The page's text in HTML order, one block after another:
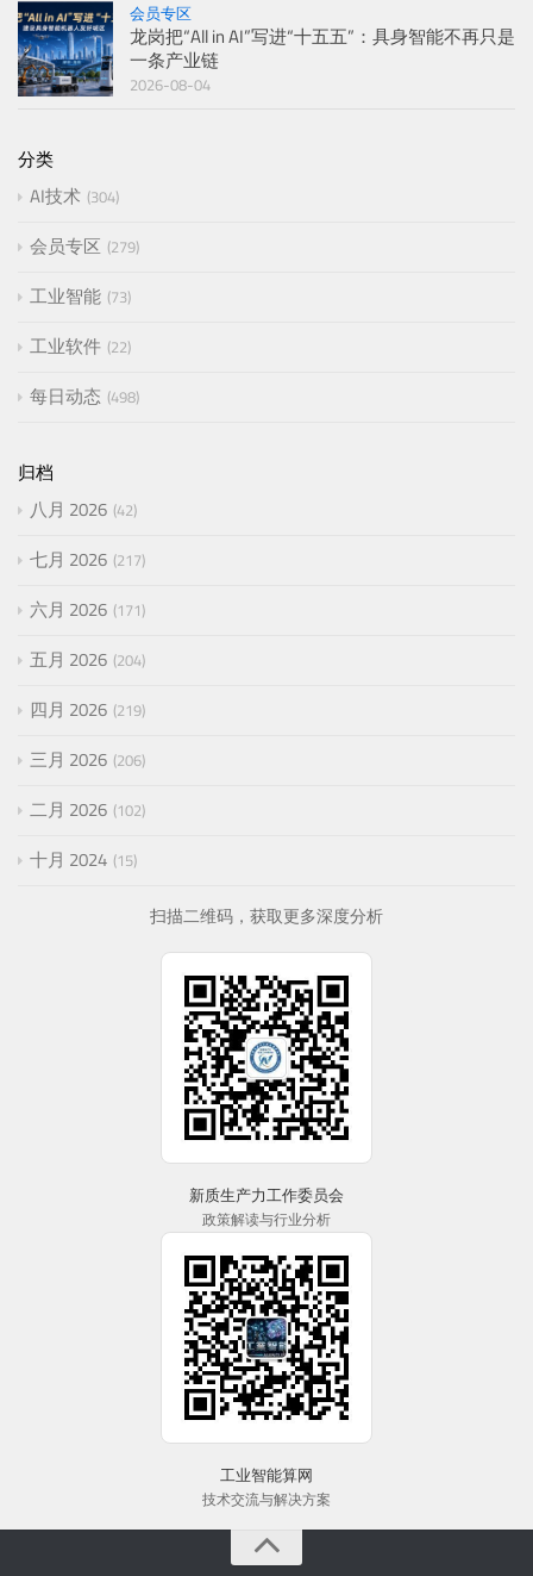
会员专区
龙岗把“All in AI”写进“十五五”：具身智能不再只是
一条产业链
2026-08-04
分类
AI技术 304
会员专区 279
工业智能 73
工业软件 22
每日动态 498
归档
八月 2026 42
七月 2026 217
六月 2026 171
五月 2026 204
四月 2026 219
三月 2026 206
二月 2026 102
十月 2024 15
扫描二维码，获取更多深度分析
新质生产力工作委员会
政策解读与行业分析
工业智能算网
技术交流与解决方案